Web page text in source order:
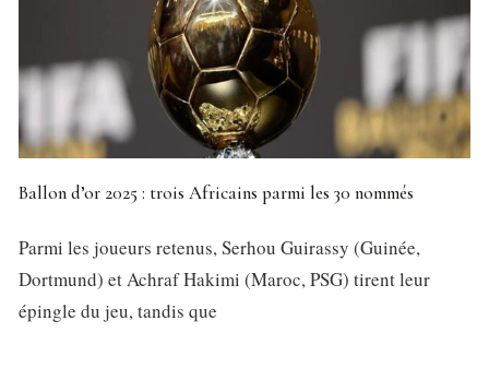
Ballon d’or 2025 : trois Africains parmi les 30 nommés
Parmi les joueurs retenus, Serhou Guirassy (Guinée,
Dortmund) et Achraf Hakimi (Maroc, PSG) tirent leur
épingle du jeu, tandis que